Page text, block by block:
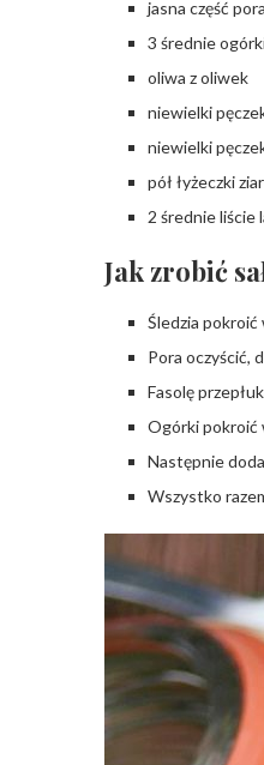
jasna część
3 średnie
oliwa z oliwek
niewielki
niewielki
pół łyżeczki
2 średnie liście
Jak zrobić
Śledzia pokroić
Pora oczyścić,
Fasolę
Ogórki pokroić
Następnie
Wszystko